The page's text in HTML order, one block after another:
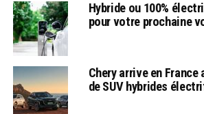
Hybride ou 100%
pour votre prochaine
Chery arrive en France
de SUV hybrides